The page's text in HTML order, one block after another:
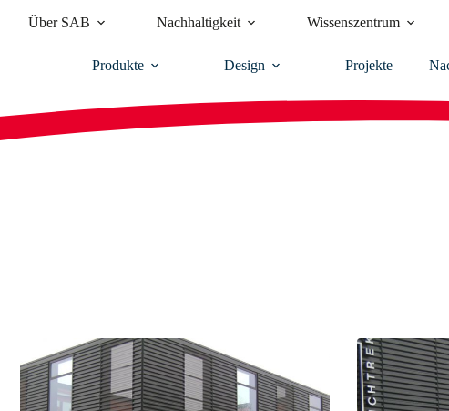
Über SAB Nachhaltigkeit Wissenszentrum
Produkte Design Projekte